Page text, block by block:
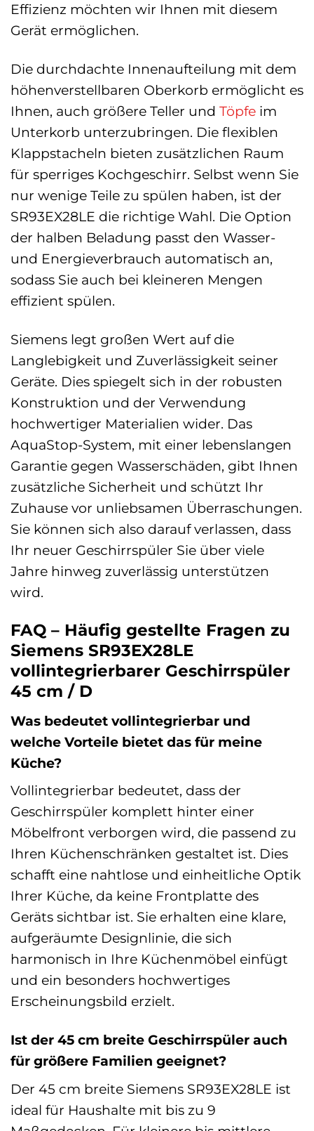
Effizienz möchten wir Ihnen mit diesem
Gerät ermöglichen.
Die durchdachte Innenaufteilung mit dem
höhenverstellbaren Oberkorb ermöglicht es
Ihnen, auch größere Teller und Töpfe im
Unterkorb unterzubringen. Die flexiblen
Klappstacheln bieten zusätzlichen Raum
für sperriges Kochgeschirr. Selbst wenn Sie
nur wenige Teile zu spülen haben, ist der
SR93EX28LE die richtige Wahl. Die Option
der halben Beladung passt den Wasser-
und Energieverbrauch automatisch an,
sodass Sie auch bei kleineren Mengen
effizient spülen.
Siemens legt großen Wert auf die
Langlebigkeit und Zuverlässigkeit seiner
Geräte. Dies spiegelt sich in der robusten
Konstruktion und der Verwendung
hochwertiger Materialien wider. Das
AquaStop-System, mit einer lebenslangen
Garantie gegen Wasserschäden, gibt Ihnen
zusätzliche Sicherheit und schützt Ihr
Zuhause vor unliebsamen Überraschungen.
Sie können sich also darauf verlassen, dass
Ihr neuer Geschirrspüler Sie über viele
Jahre hinweg zuverlässig unterstützen
wird.
FAQ – Häufig gestellte Fragen zu
Siemens SR93EX28LE
vollintegrierbarer Geschirrspüler
45 cm / D
Was bedeutet vollintegrierbar und
welche Vorteile bietet das für meine
Küche?
Vollintegrierbar bedeutet, dass der
Geschirrspüler komplett hinter einer
Möbelfront verborgen wird, die passend zu
Ihren Küchenschränken gestaltet ist. Dies
schafft eine nahtlose und einheitliche Optik
Ihrer Küche, da keine Frontplatte des
Geräts sichtbar ist. Sie erhalten eine klare,
aufgeräumte Designlinie, die sich
harmonisch in Ihre Küchenmöbel einfügt
und ein besonders hochwertiges
Erscheinungsbild erzielt.
Ist der 45 cm breite Geschirrspüler auch
für größere Familien geeignet?
Der 45 cm breite Siemens SR93EX28LE ist
ideal für Haushalte mit bis zu 9